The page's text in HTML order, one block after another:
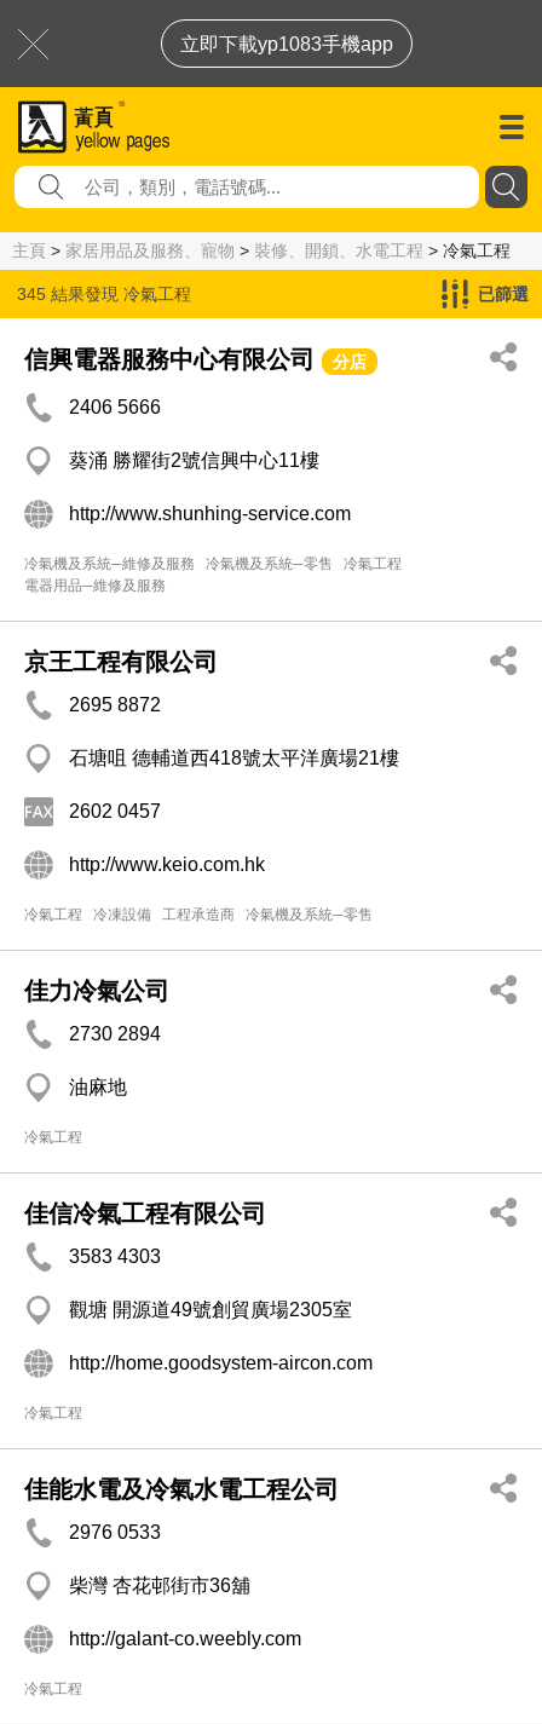
立即下載yp1083手機app
主頁 > 家居用品及服務、寵物 > 裝修、開鎖、水電工程 > 冷氣工程
345 結果發現 冷氣工程 已篩選
信興電器服務中心有限公司 分店
2406 5666
葵涌 勝耀街2號信興中心11樓
http://www.shunhing-service.com
冷氣機及系統─維修及服務 冷氣機及系統─零售
冷氣工程
電器用品─維修及服務
京王工程有限公司
2695 8872
石塘咀 德輔道西418號太平洋廣場21樓
2602 0457
http://www.keio.com.hk
冷氣工程 冷凍設備 工程承造商 冷氣機及系統─零售
佳力冷氣公司
2730 2894
油麻地
冷氣工程
佳信冷氣工程有限公司
3583 4303
觀塘 開源道49號創貿廣場2305室
http://home.goodsystem-aircon.com
冷氣工程
佳能水電及冷氣水電工程公司
​2976 0533​​
柴灣 杏花邨街市36舖
http://galant-co.weebly.com
冷氣工程